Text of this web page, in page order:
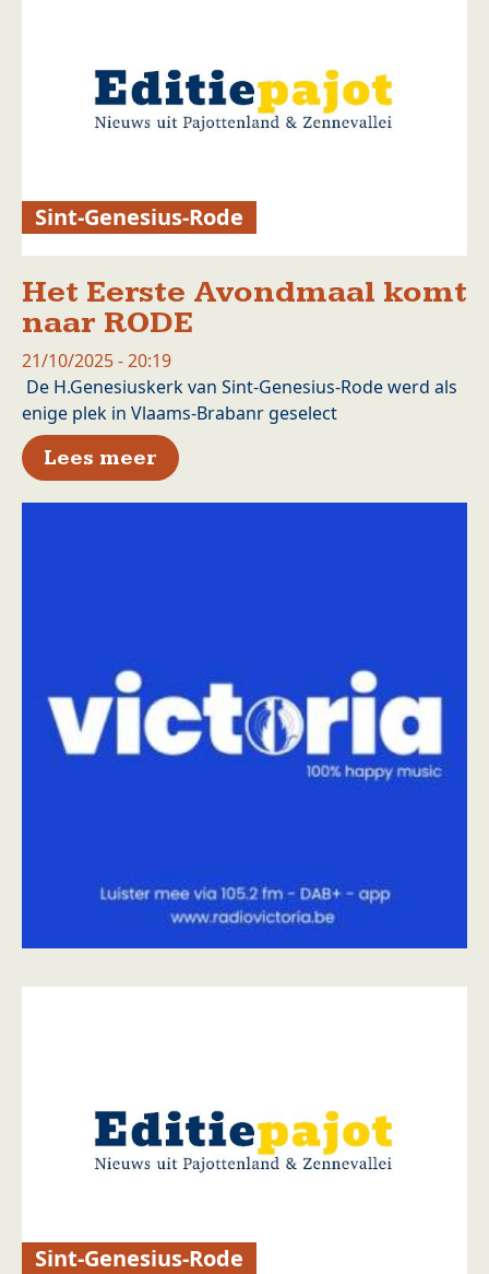
Sint-Genesius-Rode
Het Eerste Avondmaal komt
naar RODE
21/10/2025 - 20:19
De H.Genesiuskerk van Sint-Genesius-Rode werd als
enige plek in Vlaams-Brabanr geselect
Lees meer over Het Eerste Avondmaal
Sint-Genesius-Rode